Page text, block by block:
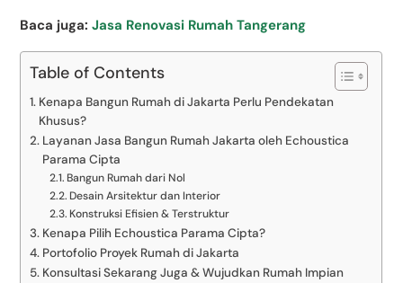
Baca juga:Jasa Renovasi Rumah Tangerang
Table of Contents
Kenapa Bangun Rumah di Jakarta Perlu Pendekatan
Khusus?
Layanan Jasa Bangun Rumah Jakarta oleh Echoustica
Parama Cipta
Bangun Rumah dari Nol
Desain Arsitektur dan Interior
Konstruksi Efisien & Terstruktur
Kenapa Pilih Echoustica Parama Cipta?
Portofolio Proyek Rumah di Jakarta
Konsultasi Sekarang Juga & Wujudkan Rumah Impian